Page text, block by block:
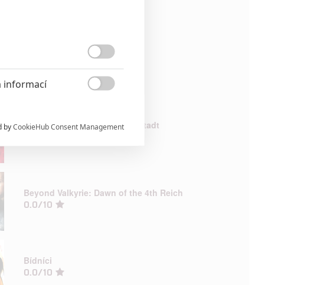
Berlin: Die Sinfonie der Grosstadt
Beyond Valkyrie: Dawn of the 4th Reich
0.0/10
Bídníci
0.0/10
informací

a vývoj

i našim partnerům
a odstraňování chyb,
byCookieHub Consent Management